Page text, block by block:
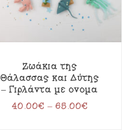
Ζωάκια της
Θάλασσας και Δύτης
– Γιρλάντα με όνομα
40.00€ – 65.00€